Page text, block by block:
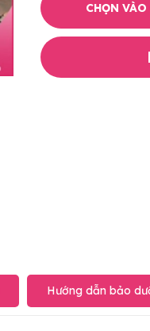
CHỌN
Hướng dẫn bảo